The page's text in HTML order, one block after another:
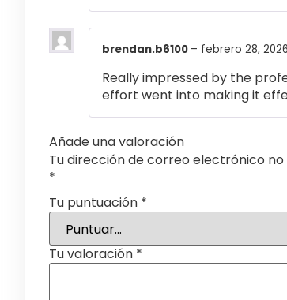
brendan.b6100 – febrero 28, 2026
Really impressed by the
effort went into making it
Añade una valoración
Tu dirección de correo electrónico no
*
Tu puntuación *
Tu valoración *